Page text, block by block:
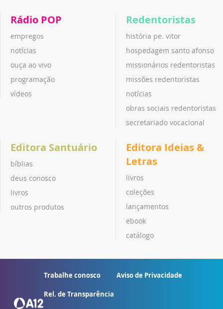
Rádio POP
empregos
notícias
ouça ao vivo
programação
vídeos
Redentoristas
história pe. vitor
hospedagem santo afonso
missionários redentoristas
missões redentoristas
notícias
obras sociais redentoristas
secretariado vocacional
Editora Santuário
bíblias
deus conosco
livros
outros produtos
Editora Ideias &
Letras
livros
coleções
lançamentos
ebook
catálogo
Trabalhe conosco Aviso de Privacidade
Rel. de Transparência